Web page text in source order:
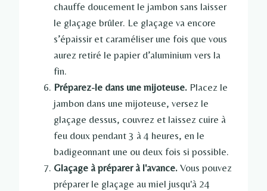
chauffe doucement le jambon sans laisser
le glaçage brûler. Le glaçage va encore
s’épaissir et caraméliser une fois que vous
aurez retiré le papier d’aluminium vers la
fin.
Préparez-le dans une mijoteuse. Placez le
jambon dans une mijoteuse, versez le
glaçage dessus, couvrez et laissez cuire à
feu doux pendant 3 à 4 heures, en le
badigeonnant une ou deux fois si possible.
Glaçage à préparer à l'avance. Vous pouvez
préparer le glaçage au miel jusqu'à 24